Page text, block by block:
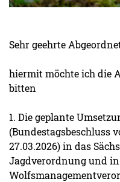
Sehr geehrte
hiermit möchte ich die
bitten
1. Die geplante
(Bundestagsbeschluss
27.03.2026) in das
Jagdverordnung und in